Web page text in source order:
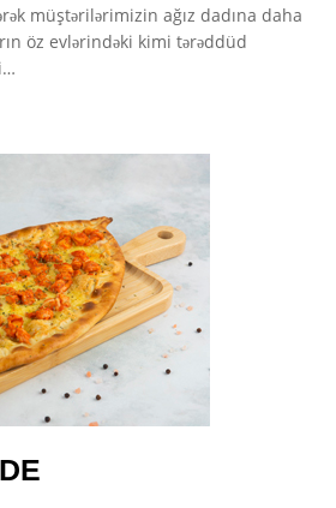
müştərilərimizin ağız dadına daha
öz evlərindəki kimi tərəddüd